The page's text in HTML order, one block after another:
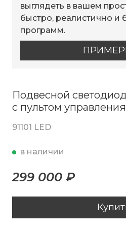
выглядеть в вашем
быстро, реалистично и
программ.
Подвесной
с пультом управления
91101 LED
в наличии
299 000 ₽